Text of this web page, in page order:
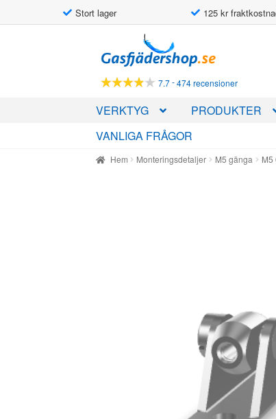
Stort lager 125 kr
till
navigering
till
innehåll
7.7-474 recensioner
VERKTYG PRODUKTER
VANLIGA FRÅGOR
Hem Monteringsdetaljer M5 gänga M5